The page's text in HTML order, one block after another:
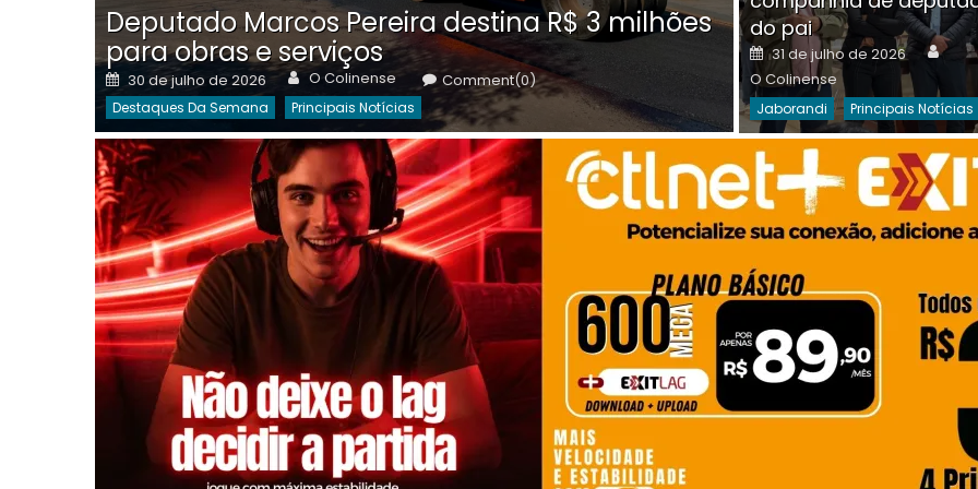
Deputado Marcos Pereira destina R$ 3 milhões
para obras e serviços
Posted
on
30 de julho de 2026 Author
O Colinense Comment(0)
Destaques Da Semana Principais Notícias
on
30 de julho de 2026 O
Destaques Da Semana
do pai
Posted
on
31 de julho de 2026
O Colinense
Jaborandi Principais Notícias